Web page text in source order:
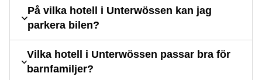
På vilka hotell i Unterwössen kan jag
parkera bilen?
Vilka hotell i Unterwössen passar bra för
barnfamiljer?